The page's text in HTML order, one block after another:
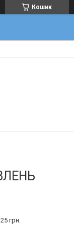
Кошик
грн.